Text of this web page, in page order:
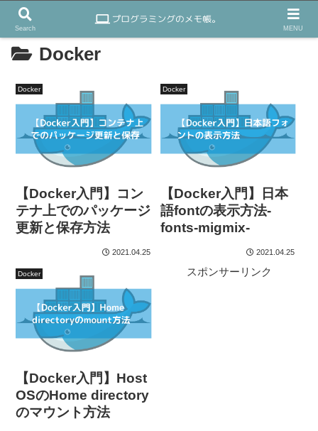
Docker
Docker
【Docker入門】コン
テナ上でのパッケージ
更新と保存方法
2021.04.25
Docker
【Docker入門】日本
語fontの表示方法-
fonts-migmix-
2021.04.25
Docker
【Docker入門】Host
OSのHome directory
のマウント方法
スポンサーリンク
Search MENU